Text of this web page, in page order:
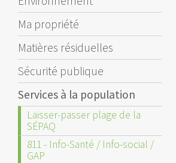
Ma propriété
Matières résiduelles
Sécurité publique
Services à la population
Laisser-passer plage de la
SÉPAQ
811 - Info-Santé / Info-social /
GAP